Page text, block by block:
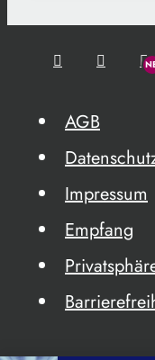
AGB
Impressum
Empfang